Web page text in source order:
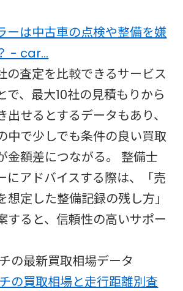
ーは中古車の点検や整備を嫌
- car…
の査定を比較できるサービス
で、最大10社の見積もりから
出せるとするデータもあり、
中で少しでも条件の良い買取
金額差につながる。 整備士
にアドバイスする際は、「売
想定した整備記録の残し方」
すると、信頼性の高いサポー
の最新買取相場データ
の買取相場と走行距離別査